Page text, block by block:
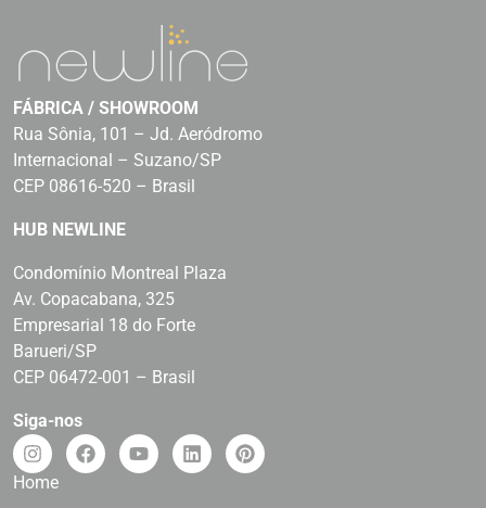
FÁBRICA / SHOWROOM
Rua Sônia, 101 – Jd. Aeródromo
Internacional – Suzano/SP
CEP 08616-520 – Brasil
HUB NEWLINE
Condomínio Montreal Plaza
Av. Copacabana, 325
Empresarial 18 do Forte
Barueri/SP
CEP 06472-001 – Brasil
Siga-nos
Home